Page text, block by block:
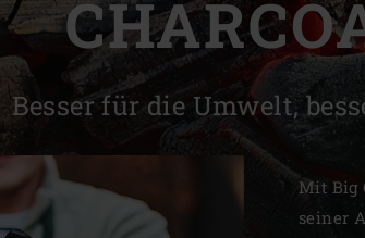
Spain |
Besser für die Umwelt,
Mit Big
seiner